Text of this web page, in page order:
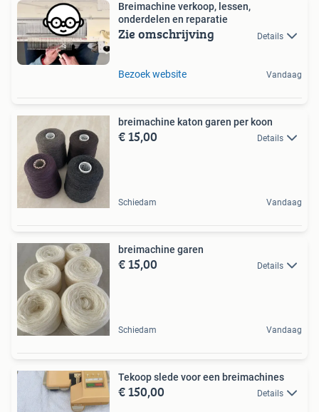
Breimachine verkoop, lessen,
onderdelen en reparatie
Zie omschrijving Details
Bezoek website Vandaag
breimachine katon garen per koon
€ 15,00 Details
Schiedam Vandaag
breimachine garen
€ 15,00 Details
Schiedam Vandaag
Tekoop slede voor een breimachines
€ 150,00 Details